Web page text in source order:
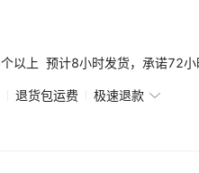
以上 预计8小时发货，承诺72小
退货包运费 极速退款